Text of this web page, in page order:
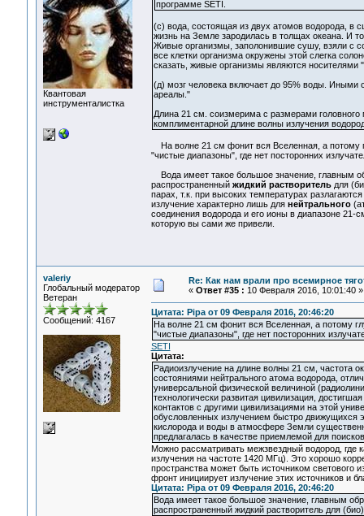
Квантовая
инструменталистка
программе SETI.
(с) вода, состоящая из двух атомов водорода, в
жизнь на Земле зародилась в толщах океана. И
Живые организмы, заполонившие сушу, взяли с
все клетки организма окружены этой слегка
сказать, живые организмы являются носителями
(д) мозг человека включает до 95% воды. Иными
ареалы."
Длина 21 см. соизмерима с размерами головного
комплиментарной длине волны излучения
На волне 21 см фонит вся Вселенная, а потому
"чистые диапазоны", где нет посторонних
Вода имеет такое большое значение, главным
распространенный жидкий растворительдля
парах, т.к. при высоких температурах
излучение характерно лишь для нейтрального
соединения водорода и его ионы в диапазоне 21-
которую вы сами же привели.
valeriy
Глобальный модератор
Ветеран
Сообщений: 4167
Re: Как нам врали про всемирное
« Ответ #35 : 10 Февраля 2016, 10:01:40 »
Цитата: Pipa от 09 Февраля 2016, 20:46:20
На волне 21 см фонит вся Вселенная, а потому
"чистые диапазоны", где нет посторонних
SETI
Цитата:
Радиоизлучение на длине волны 21 см, частота
состояниями нейтрального атома водорода,
универсальной физической величиной
технологически развитая цивилизация,
контактов с другими цивилизациями на этой
обусловленных излучением быстро движущихся
кислорода и воды в атмосфере Земли
предлагалась в качестве приемлемой для
Можно рассматривать межзвездный водород,
излучения на частоте 1420 МГц). Это хорошо
пространства может быть источником светового
фронт инициирует излучение этих источников и
Цитата: Pipa от 09 Февраля 2016, 20:46:20
Вода имеет такое большое значение, главным
распространенный жидкий растворитель для